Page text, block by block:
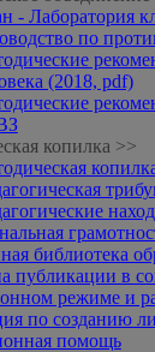
- Лаборатория
по
(2018, pdf)
копилка >>
библиотека
публикации в
режиме и
по созданию
помощь